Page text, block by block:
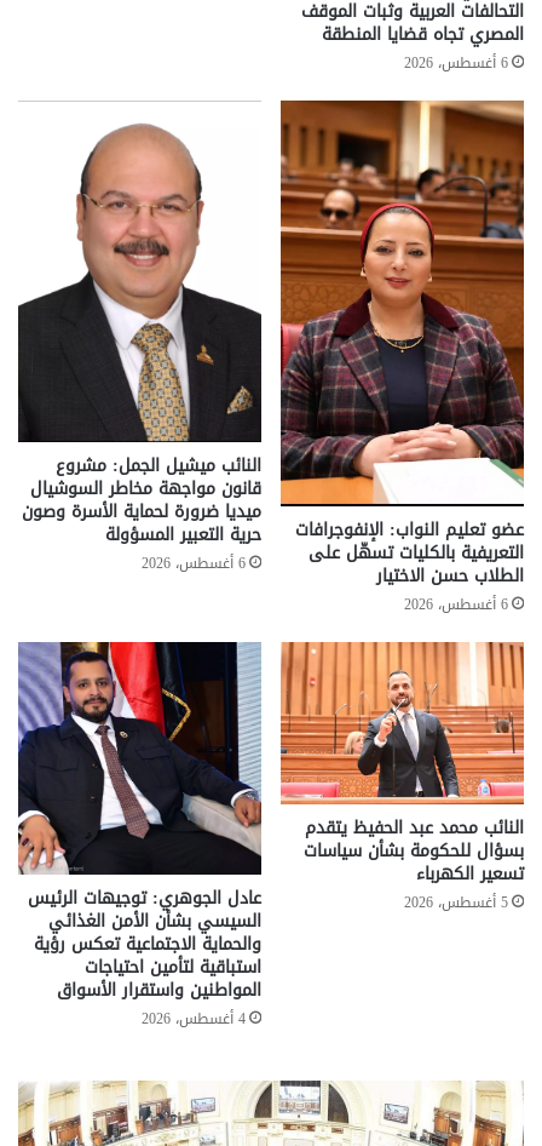
التحالفات العربية وثبات الموقف
المصري تجاه قضايا المنطقة
6 أغسطس، 2026
عضو تعليم النواب: الإنفوجرافات
التعريفية بالكليات تسهّل على
الطلاب حسن الاختيار
6 أغسطس، 2026
النائب ميشيل الجمل: مشروع
قانون مواجهة مخاطر السوشيال
ميديا ضرورة لحماية الأسرة وصون
حرية التعبير المسؤولة
6 أغسطس، 2026
النائب محمد عبد الحفيظ يتقدم
بسؤال للحكومة بشأن سياسات
تسعير الكهرباء
5 أغسطس، 2026 عادل الجوهري: توجيهات الرئيس
السيسي بشأن الأمن الغذائي
والحماية الاجتماعية تعكس رؤية
استباقية لتأمين احتياجات
المواطنين واستقرار الأسواق
4 أغسطس، 2026
تخفيض
سعر